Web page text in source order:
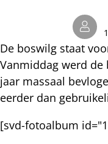
De boswilg staat
Vanmiddag werd
jaar massaal
eerder dan
[svd-fotoalbum